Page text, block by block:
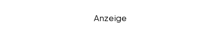
Anzeige